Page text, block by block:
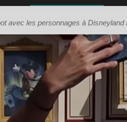
avec les personnages à Disneyland